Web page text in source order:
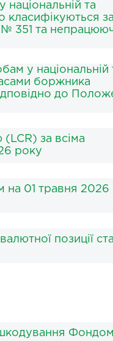
національній та
класифікуються за
№ 351 та
у національній
боржника
до
(LCR) за всіма
року
на 01 травня 2026
позиції
Фондом